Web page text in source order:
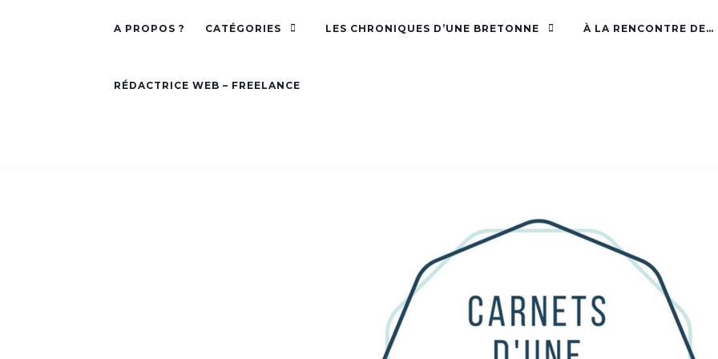
A PROPOS ? CATÉGORIES LES CHRONIQUES D’UNE BRETONNE À LA RENCONTRE DE…
RÉDACTRICE WEB – FREELANCE